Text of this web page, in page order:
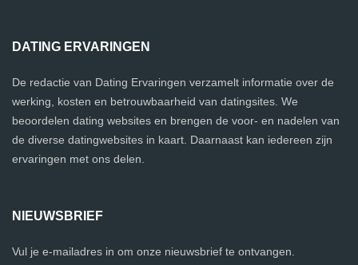
DATING ERVARINGEN
De redactie van Dating Ervaringen verzamelt informatie over de
werking, kosten en betrouwbaarheid van datingsites. We
beoordelen dating websites en brengen de voor- en nadelen van
de diverse datingwebsites in kaart. Daarnaast kan iedereen zijn
ervaringen met ons delen.
NIEUWSBRIEF
Vul je e-mailadres in om onze nieuwsbrief te ontvangen.